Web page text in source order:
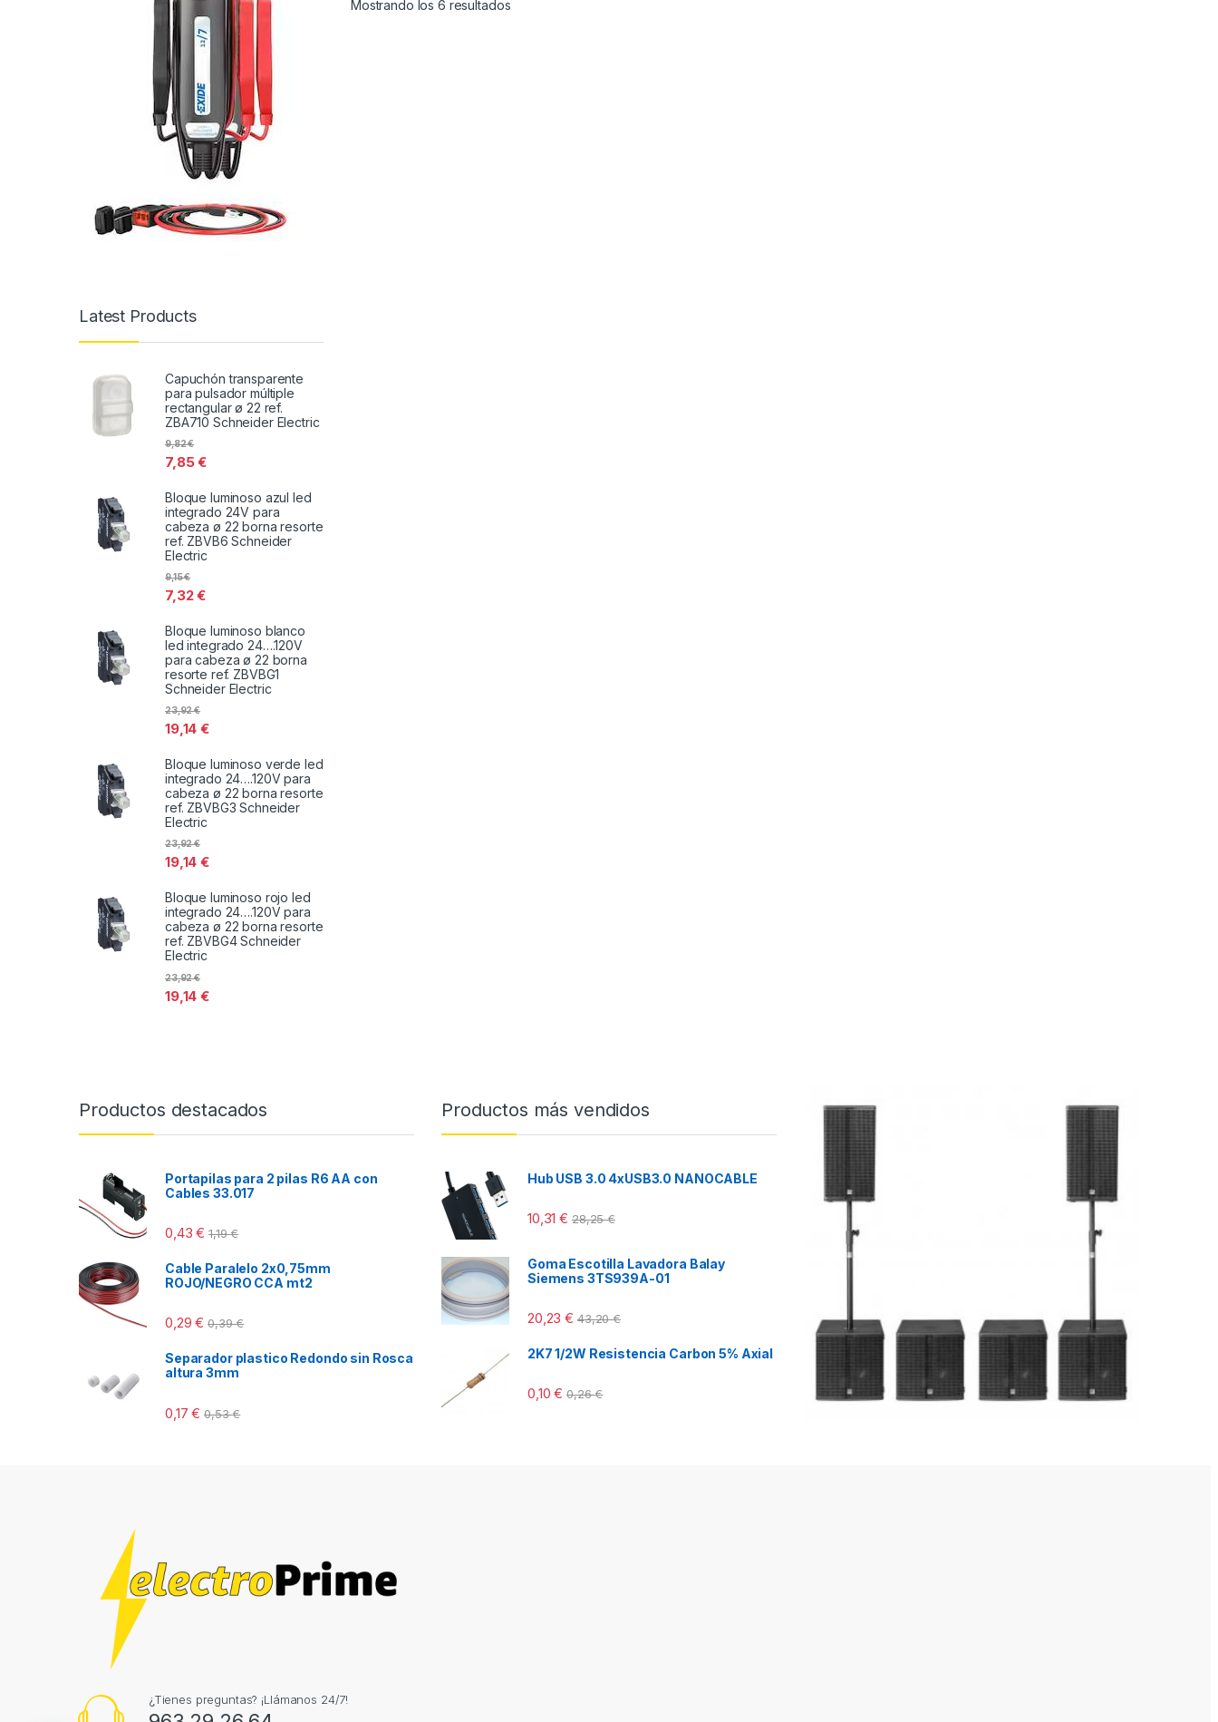
Mostrando los 6 resultadosOrdenado por popularidad
Latest Products
Capuchón transparente
para pulsador múltiple
rectangular ø 22 ref.
ZBA710 Schneider Electric
7,85€
9,82€
Bloque luminoso azul led
integrado 24V para
cabeza ø 22 borna resorte
ref. ZBVB6 Schneider
Electric
7,32€
9,15€
Bloque luminoso blanco
led integrado 24….120V
para cabeza ø 22 borna
resorte ref. ZBVBG1
Schneider Electric
19,14€
23,92€
Bloque luminoso verde led
integrado 24….120V para
cabeza ø 22 borna resorte
ref. ZBVBG3 Schneider
Electric
19,14€
23,92€
Bloque luminoso rojo led
integrado 24….120V para
cabeza ø 22 borna resorte
ref. ZBVBG4 Schneider
Electric
19,14€
23,92€
Productos destacados
Portapilas para 2 pilas R6 AA con
Cables 33.017
0,43€ 1,19€
Cable Paralelo 2x0,75mm
ROJO/NEGRO CCA mt2
0,29€ 0,39€
Separador plastico Redondo sin Rosca
altura 3mm
0,17€ 0,53€
Productos más vendidos
Hub USB 3.0 4xUSB3.0 NANOCABLE
10,31€ 28,25€
Goma Escotilla Lavadora Balay
Siemens 3TS939A-01
20,23€ 43,20€
2K7 1/2W Resistencia Carbon 5% Axial
0,10€ 0,26€
¿Tienes preguntas? ¡Llámanos 24/7!